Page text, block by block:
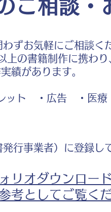
ご相談・
ずお気軽にご相談く
の書籍制作に携わり
があります。
ト ・広告 ・医療
行事業者）に登録し
リオダウンロー
考としてご覧くだ